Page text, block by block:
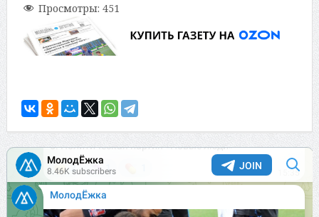
Просмотры: 451